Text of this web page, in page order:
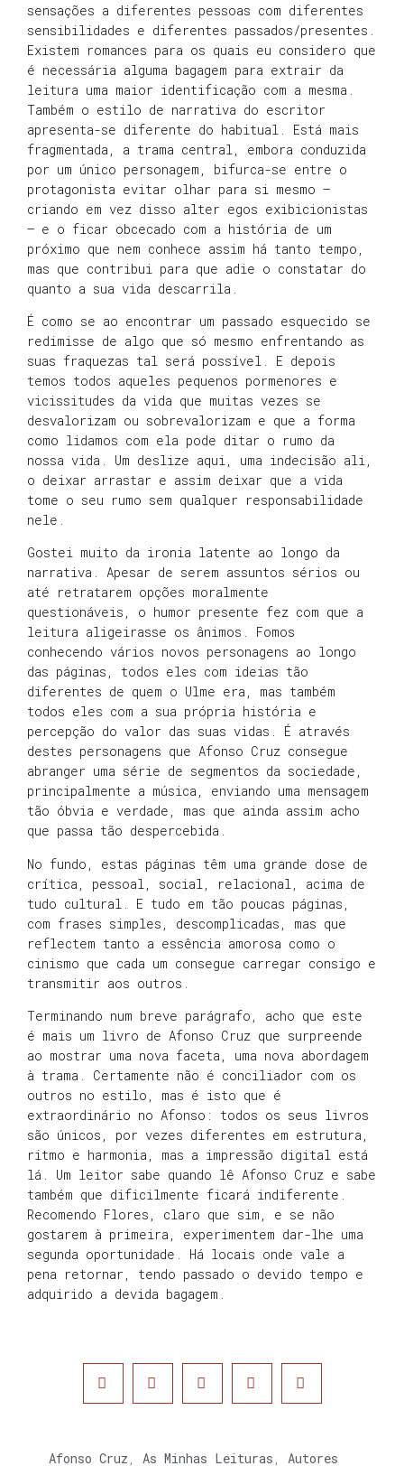
sensações a diferentes pessoas com diferentes
sensibilidades e diferentes passados/presentes.
Existem romances para os quais eu considero que
é necessária alguma bagagem para extrair da
leitura uma maior identificação com a mesma.
Também o estilo de narrativa do escritor
apresenta-se diferente do habitual. Está mais
fragmentada, a trama central, embora conduzida
por um único personagem, bifurca-se entre o
protagonista evitar olhar para si mesmo –
criando em vez disso alter egos exibicionistas
– e o ficar obcecado com a história de um
próximo que nem conhece assim há tanto tempo,
mas que contribui para que adie o constatar do
quanto a sua vida descarrila.
É como se ao encontrar um passado esquecido se
redimisse de algo que só mesmo enfrentando as
suas fraquezas tal será possível. E depois
temos todos aqueles pequenos pormenores e
vicissitudes da vida que muitas vezes se
desvalorizam ou sobrevalorizam e que a forma
como lidamos com ela pode ditar o rumo da
nossa vida. Um deslize aqui, uma indecisão ali,
o deixar arrastar e assim deixar que a vida
tome o seu rumo sem qualquer responsabilidade
nele.
Gostei muito da ironia latente ao longo da
narrativa. Apesar de serem assuntos sérios ou
até retratarem opções moralmente
questionáveis, o humor presente fez com que a
leitura aligeirasse os ânimos. Fomos
conhecendo vários novos personagens ao longo
das páginas, todos eles com ideias tão
diferentes de quem o Ulme era, mas também
todos eles com a sua própria história e
percepção do valor das suas vidas. É através
destes personagens que Afonso Cruz consegue
abranger uma série de segmentos da sociedade,
principalmente a música, enviando uma mensagem
tão óbvia e verdade, mas que ainda assim acho
que passa tão despercebida.
No fundo, estas páginas têm uma grande dose de
crítica, pessoal, social, relacional, acima de
tudo cultural. E tudo em tão poucas páginas,
com frases simples, descomplicadas, mas que
reflectem tanto a essência amorosa como o
cinismo que cada um consegue carregar consigo e
transmitir aos outros.
Terminando num breve parágrafo, acho que este
é mais um livro de Afonso Cruz que surpreende
ao mostrar uma nova faceta, uma nova abordagem
à trama. Certamente não é conciliador com os
outros no estilo, mas é isto que é
extraordinário no Afonso: todos os seus livros
são únicos, por vezes diferentes em estrutura,
ritmo e harmonia, mas a impressão digital está
lá. Um leitor sabe quando lê Afonso Cruz e sabe
também que dificilmente ficará indiferente.
Recomendo Flores, claro que sim, e se não
gostarem à primeira, experimentem dar-lhe uma
segunda oportunidade. Há locais onde vale a
pena retornar, tendo passado o devido tempo e
adquirido a devida bagagem.
Afonso Cruz As Minhas Leituras Autores